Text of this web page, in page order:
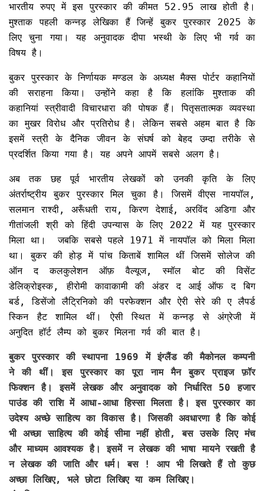
भारतीय रुपए में इस पुरस्कार की कीमत 52.95 लाख होती है।
मुश्ताक पहली कन्नड़ लेखिका हैं जिन्हें बुकर पुरस्कार 2025 के
लिए चुना गया। यह अनुवादक दीपा भस्थी के लिए भी गर्व का
विषय है।
बुकर पुरस्कार के निर्णायक मण्डल के अध्यक्ष मैक्स पोर्टर कहानियों
की सराहना किया। उन्होंने कहा है कि हलांकि मुश्ताक की
कहानियां स्त्रीवादी विचारधारा की पोषक हैं। पितृसतात्मक व्यवस्था
का मुखर विरोध और प्रतिरोध है। लेकिन सबसे अहम बात है कि
इसमें स्त्री के दैनिक जीवन के संघर्ष को बेहद उम्दा तरीके से
प्रदर्शित किया गया है। यह अपने आपमें सबसे अलग है।
अब तक छह पूर्व भारतीय लेखकों को उनकी कृति के लिए
अंतर्राष्ट्रीय बुकर पुरस्कार मिल चुका है। जिसमें वीएस नायपॉल,
सलमान राश्दी, अरूँधती राय, किरण देशाई, अरविंद अडिगा और
गीतांजली श्री को हिंदी उपन्यास के लिए 2022 में यह पुरस्कार
मिला था। जबकि सबसे पहले 1971 में नायपॉल को मिला मिला
था। बुकर की होड़ में पांच किताबें शामिल थीं जिसमें सोलेज की
ऑन द कलकुलेशन ऑफ़ वैल्यूज, स्मॉल बोट की विसेंट
डेलिक्रोइस्क, हीरोमी कावाकामी की अंडर द आई ऑफ द बिग
बर्ड, डिसेंजो लैट्रिनिको की परफेक्शन और ऐरी सेरे की ए लैपर्ड
स्किन हैट शामिल थीं। ऐसी स्थित में कन्नड़ से अंग्रेजी में
अनुदित हॉर्ट लैम्प को बुकर मिलना गर्व की बात है।
बुकर पुरस्कार की स्थापना 1969 में इंग्लैंड की मैकोनल कम्पनी
ने की थीं। इस पुरस्कार का पूरा नाम मैन बुकर प्राइज फ़ॉर
फिक्शन है। इसमें लेखक और अनुवादक को निर्धारित 50 हजार
पाउंड की राशि में आधा-आधा हिस्सा मिलता है। इस पुरस्कार का
उदेश्य अच्छे साहित्य का विकास है। जिसकी अवधारणा है कि कोई
भी अच्छा साहित्य की कोई सीमा नहीं होती, बस उसके लिए मंच
और माध्यम आवश्यक है। इसमें न लेखक की भाषा मायने रखती है
न लेखक की जाति और धर्म। बस ! आप भी लिखते हैं तो कुछ
अच्छा लिखिए, भले छोटा लिखिए या कम लिखिए।